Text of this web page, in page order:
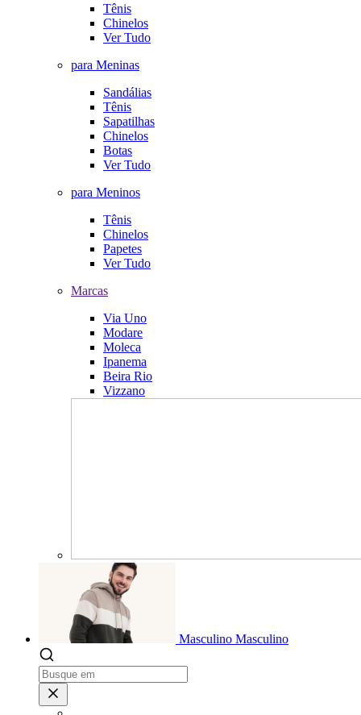
Tênis
Chinelos
Ver Tudo
para Meninas
Sandálias
Tênis
Sapatilhas
Chinelos
Botas
Ver Tudo
para Meninos
Tênis
Chinelos
Papetes
Ver Tudo
Marcas
Via Uno
Modare
Moleca
Ipanema
Beira Rio
Vizzano
Masculino Masculino